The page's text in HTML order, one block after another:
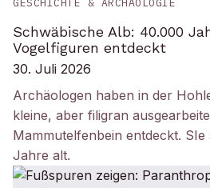
GESCHICHTE & ARCHÄOLOGIE
Schwäbische Alb: 40.000
Vogelfiguren entdeckt
30. Juli 2026
Archäologen haben in der
kleine, aber filigran
Mammutelfenbein entdeckt.
Jahre alt.